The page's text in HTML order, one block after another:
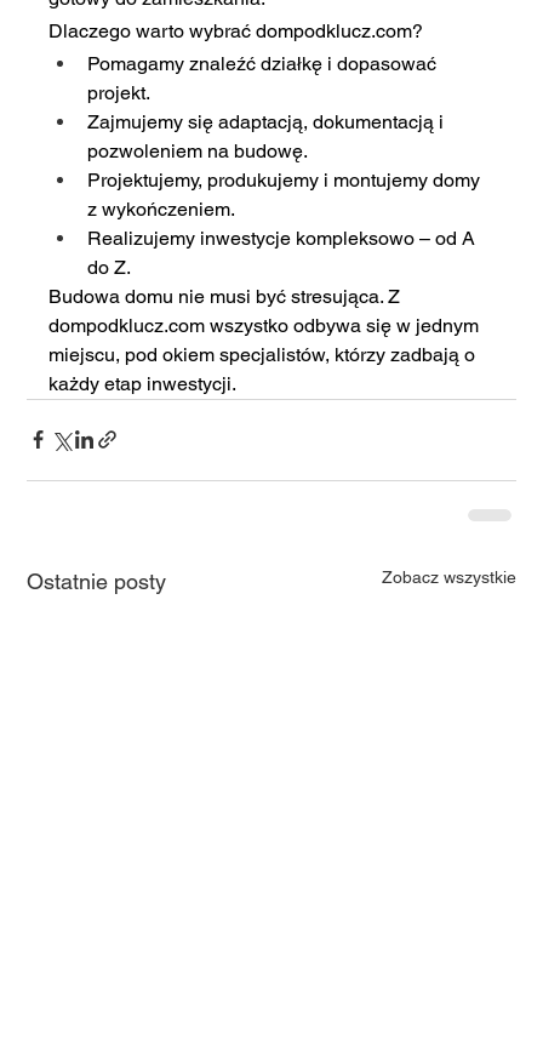
Dlaczego warto wybrać dompodklucz.com?
Pomagamy znaleźć działkę i dopasować
projekt.
Zajmujemy się adaptacją, dokumentacją i
pozwoleniem na budowę.
Projektujemy, produkujemy i montujemy domy
z wykończeniem.
Realizujemy inwestycje kompleksowo – od A
do Z.
Budowa domu nie musi być stresująca. Z
dompodklucz.com wszystko odbywa się w jednym
miejscu, pod okiem specjalistów, którzy zadbają o
każdy etap inwestycji.
Ostatnie posty Zobacz wszystkie